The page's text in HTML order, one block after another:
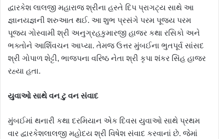
દ્વારકેશ લાલજી મહારાજ શ્રીના હસ્તે દિપ પ્રાગટ્ય સાથે આ
જ્ઞાનયજ્ઞની શરુઆત થઈ. આ શુભ પ્રસંગે પરમ પૂજ્ય પરમ
પૂજ્ય ગોસ્વામી શ્રી અનુગ્રહકુમારજી હાજર કથા રસિકો અને
ભક્તોને આર્શિવચન આપ્યા. તેમજ ઉત્તર મુંબઈના ભુતપૂર્વ સાંસદ
શ્રી ગોપાળ શેટ્ટી, ભાજપના વરિષ્ઠ નેતા શ્રી કૃપા શંકર સિંહ હાજર
રહ્યા હતા.
યુવાઓસાથેવન ટુવન સંવાદ
મુંબઈમાં થનારી કથા દરમિયાન એક દિવસ યુવાઓ સાથે પ્રથમ
વાર દ્વારકેશલાલજી મહોદય શ્રી વિષેશ સંવાદ કરવાનાં છે. જેમાં